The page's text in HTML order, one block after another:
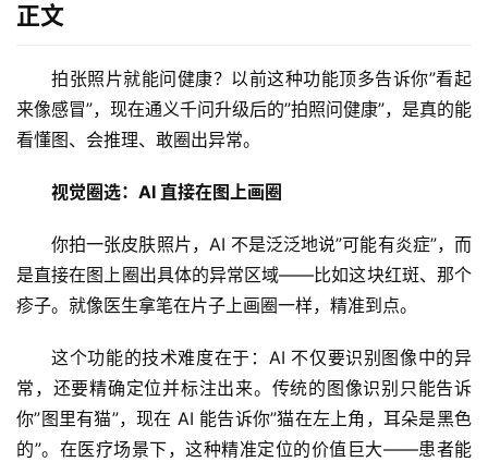
正文
拍张照片就能问健康？以前这种功能顶多告诉你”看起
来像感冒”，现在通义千问升级后的”拍照问健康”，是真的能
看懂图、会推理、敢圈出异常。
视觉圈选：AI 直接在图上画圈
你拍一张皮肤照片，AI 不是泛泛地说”可能有炎症”，而
是直接在图上圈出具体的异常区域——比如这块红斑、那个
疹子。就像医生拿笔在片子上画圈一样，精准到点。
这个功能的技术难度在于：AI 不仅要识别图像中的异
常，还要精确定位并标注出来。传统的图像识别只能告诉
你”图里有猫”，现在 AI 能告诉你”猫在左上角，耳朵是黑色
的”。在医疗场景下，这种精准定位的价值巨大——患者能